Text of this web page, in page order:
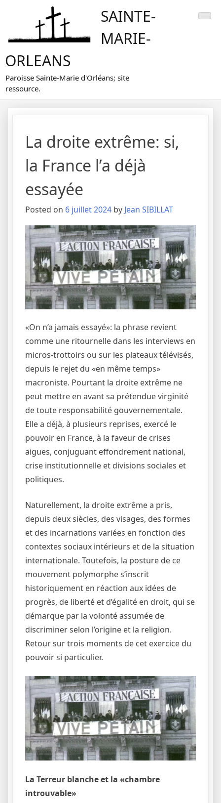
SAINTE-
MARIE-
ORLEANS
Paroisse Sainte-Marie d'Orléans; site
ressource.
La droite extrême: si,
la France l’a déjà
essayée
Posted on 6 juillet 2024 by Jean SIBILLAT
«On n’a jamais essayé»: la phrase revient
comme une ritournelle dans les interviews en
micros-trottoirs ou sur les plateaux télévisés,
depuis le rejet du «en même temps»
macroniste. Pourtant la droite extrême ne
peut mettre en avant sa prétendue virginité
de toute responsabilité gouvernementale.
Elle a déjà, à plusieurs reprises, exercé le
pouvoir en France, à la faveur de crises
aiguës, conjuguant effondrement national,
crise institutionnelle et divisions sociales et
politiques.
Naturellement, la droite extrême a pris,
depuis deux siècles, des visages, des formes
et des incarnations variées en fonction des
contextes sociaux intérieurs et de la situation
internationale. Toutefois, la posture de ce
mouvement polymorphe s’inscrit
historiquement en réaction aux idées de
progrès, de liberté et d’égalité en droit, qui se
démarque par la volonté assumée de
discriminer selon l’origine et la religion.
Retour sur trois moments de cet exercice du
pouvoir si particulier.
La Terreur blanche et la «chambre
introuvable»